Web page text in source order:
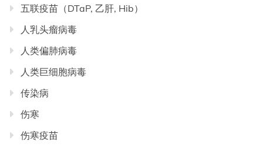
五联疫苗（DTaP, 乙肝, Hib）
人乳头瘤病毒
人类偏肺病毒
人类巨细胞病毒
传染病
伤寒
伤寒疫苗